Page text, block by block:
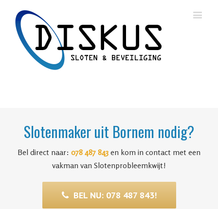
Slotenmaker uit Bornem nodig?
Bel direct naar: 078 487 843 en kom in contact met een
vakman van Slotenprobleemkwijt!
BEL NU: 078 487 843!